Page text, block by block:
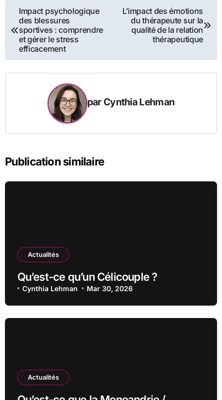
Navigation
de
l’article
Impact psychologique
des blessures
sportives : comprendre
et gérer le stress
efficacement
L’impact des émotions
du thérapeute sur la
qualité de la relation
thérapeutique
par Cynthia Lehman
Publication similaire
Actualités
Qu’est-ce qu’un Célicouple ?
Cynthia Lehman Mar 30, 2026
Actualités